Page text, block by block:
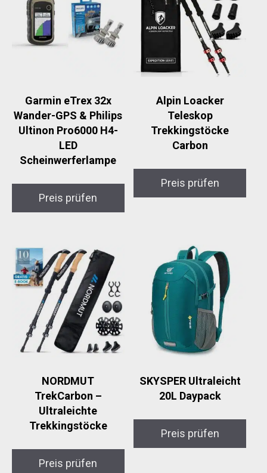
Garmin eTrex 32x
Wander-GPS & Philips
Ultinon Pro6000 H4-
LED
Scheinwerferlampe
Preis prüfen
Alpin Loacker
Teleskop
Trekkingstöcke
Carbon
Preis prüfen
NORDMUT
TrekCarbon –
Ultraleichte
Trekkingstöcke
Preis prüfen
SKYSPER Ultraleicht
20L Daypack
Preis prüfen